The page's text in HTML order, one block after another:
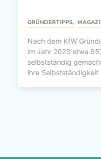
GRÜNDERTIPPS,
Nach dem KfW
im Jahr 2023 etwa
selbstständig
ihre